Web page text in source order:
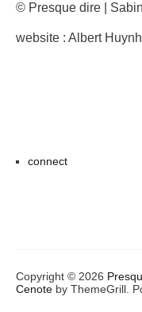
© Presque dire |
website : Albert Huynh
connect
Copyright © 2026
Cenote by ThemeGrill.